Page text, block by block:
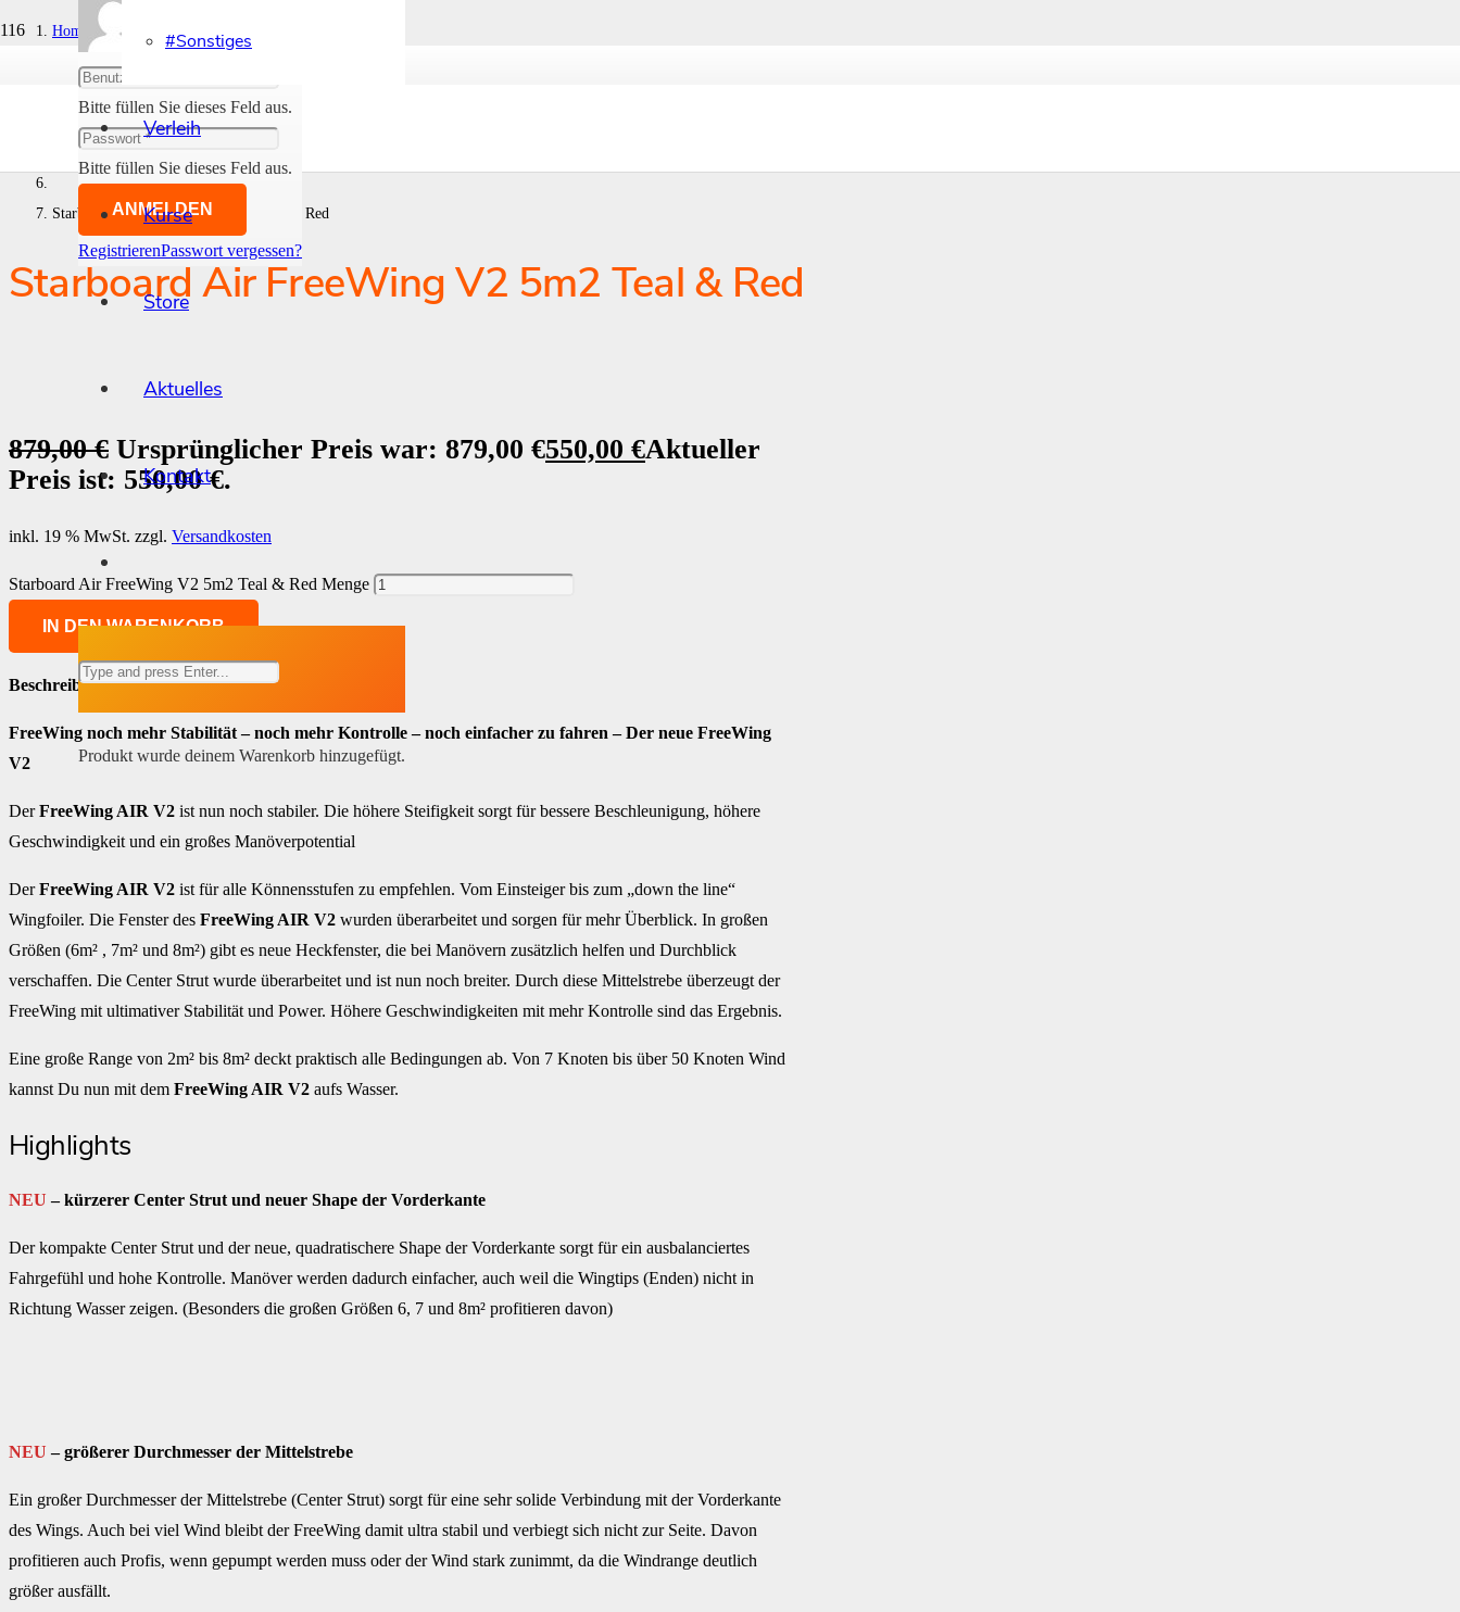
Abmelden
Bitte füllen Sie dieses Feld aus.
Bitte füllen Sie dieses Feld aus.
ANMELDEN
RegistrierenPasswort vergessen?
#Sonstiges
Verleih
Kurse
Store
Aktuelles
Kontakt
Produkt wurde deinem Warenkorb hinzugefügt.
Home
#Foil & Wings
- Wings
Starboard Air FreeWing V2 5m2 Teal & Red
Starboard Air FreeWing V2 5m2 Teal & Red
879,00€ Ursprünglicher Preis war: 879,00 €550,00 €Aktueller
Preis ist: 550,00 €.
inkl. 19 % MwSt. zzgl. Versandkosten
Starboard Air FreeWing V2 5m2 Teal & Red Menge
IN DEN WARENKORB
Beschreibung:
FreeWing noch mehr Stabilität – noch mehr Kontrolle – noch einfacher zu fahren – Der neue FreeWing
V2
DerFreeWing AIR V2 ist nun noch stabiler. Die höhere Steifigkeit sorgt für bessere Beschleunigung, höhere
Geschwindigkeit und ein großes Manöverpotential
DerFreeWing AIR V2 ist für alle Könnensstufen zu empfehlen. Vom Einsteiger bis zum „down the line“
Wingfoiler. Die Fenster des FreeWing AIR V2 wurden überarbeitet und sorgen für mehr Überblick. In großen
Größen (6m² , 7m² und 8m²) gibt es neue Heckfenster, die bei Manövern zusätzlich helfen und Durchblick
verschaffen. Die Center Strut wurde überarbeitet und ist nun noch breiter. Durch diese Mittelstrebe überzeugt der
FreeWing mit ultimativer Stabilität und Power. Höhere Geschwindigkeiten mit mehr Kontrolle sind das Ergebnis.
Eine große Range von 2m² bis 8m² deckt praktisch alle Bedingungen ab. Von 7 Knoten bis über 50 Knoten Wind
kannst Du nun mit dem FreeWing AIR V2 aufs Wasser.
Highlights
NEU– kürzerer Center Strut und neuer Shape der Vorderkante
Der kompakte Center Strut und der neue, quadratischere Shape der Vorderkante sorgt für ein ausbalanciertes
Fahrgefühl und hohe Kontrolle. Manöver werden dadurch einfacher, auch weil die Wingtips (Enden) nicht in
Richtung Wasser zeigen. (Besonders die großen Größen 6, 7 und 8m² profitieren davon)
NEU– größerer Durchmesser der Mittelstrebe
Ein großer Durchmesser der Mittelstrebe (Center Strut) sorgt für eine sehr solide Verbindung mit der Vorderkante
des Wings. Auch bei viel Wind bleibt der FreeWing damit ultra stabil und verbiegt sich nicht zur Seite. Davon
profitieren auch Profis, wenn gepumpt werden muss oder der Wind stark zunimmt, da die Windrange deutlich
größer ausfällt.